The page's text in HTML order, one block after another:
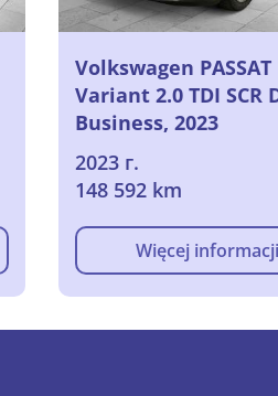
Volkswagen PASSAT
Variant 2.0 TDI SCR
Business, 2023
2023 г.
148 592 km
Więcej informacji